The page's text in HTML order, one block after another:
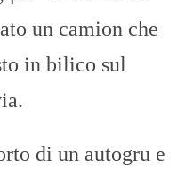
un camion che
in bilico sul
di un autogru e